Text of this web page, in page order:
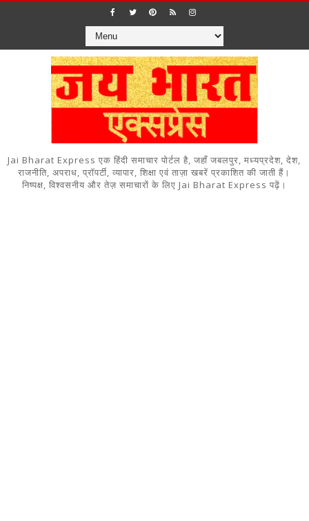
Jai Bharat Express एक हिंदी समाचार पोर्टल है, जहाँ जबलपुर, मध्यप्रदेश, देश,
राजनीति, अपराध, प्रॉपर्टी, व्यापार, शिक्षा एवं ताज़ा खबरें प्रकाशित की जाती हैं।
निष्पक्ष, विश्वसनीय और तेज़ समाचारों के लिए Jai Bharat Express पढ़ें।